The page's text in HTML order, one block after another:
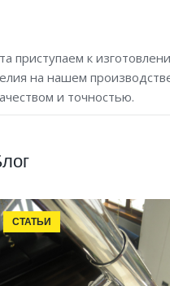
приступаем к
на нашем
и точностью.
СТАТЬИ